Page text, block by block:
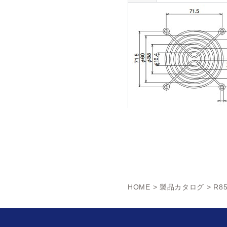
HOME > 製品カタログ >